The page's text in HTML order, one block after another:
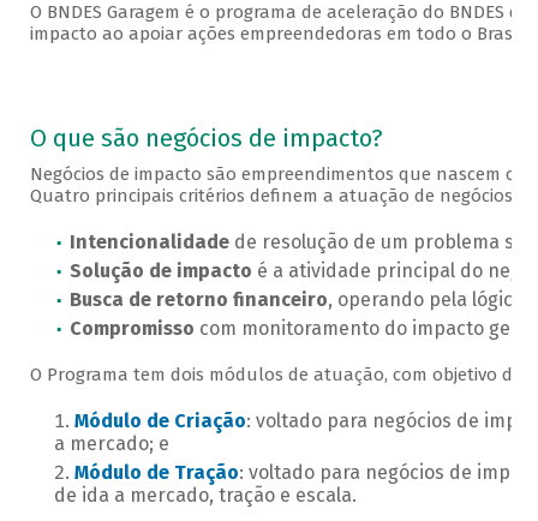
O BNDES Garagem é o programa de aceleração do BNDES
impacto ao apoiar ações empreendedoras em todo o Brasil.
O que são negócios de impacto?
Negócios de impacto são empreendimentos que nascem
Quatro principais critérios definem a atuação de negócios
Intencionalidade de resolução de um problema
Solução de impacto é a atividade principal do
Busca de retorno financeiro, operando pela lógica
Compromisso com monitoramento do impacto
O Programa tem dois módulos de atuação, com objetivo
Módulo de Criação: voltado para negócios de
a mercado; e
Módulo de Tração: voltado para negócios de
de ida a mercado, tração e escala.